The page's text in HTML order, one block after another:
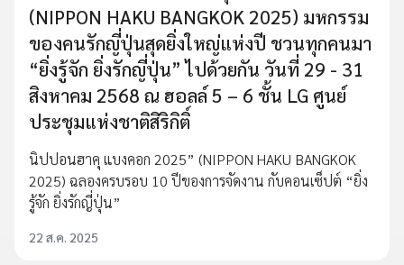
(NIPPON HAKU BANGKOK 2025) มหกรรม
ของคนรักญี่ปุ่นสุดยิ่งใหญ่แห่งปี ชวนทุกคนมา
“ยิ่งรู้จัก ยิ่งรักญี่ปุ่น” ไปด้วยกัน วันที่ 29 - 31
สิงหาคม 2568 ณ ฮอลล์ 5 – 6 ชั้น LG ศูนย์
ประชุมแห่งชาติสิริกิติ์
นิปปอนฮาคุ แบงคอก 2025” (NIPPON HAKU BANGKOK
2025) ฉลองครบรอบ 10 ปีของการจัดงาน กับคอนเซ็ปต์ “ยิ่ง
รู้จัก ยิ่งรักญี่ปุ่น”
22 ส.ค. 2025